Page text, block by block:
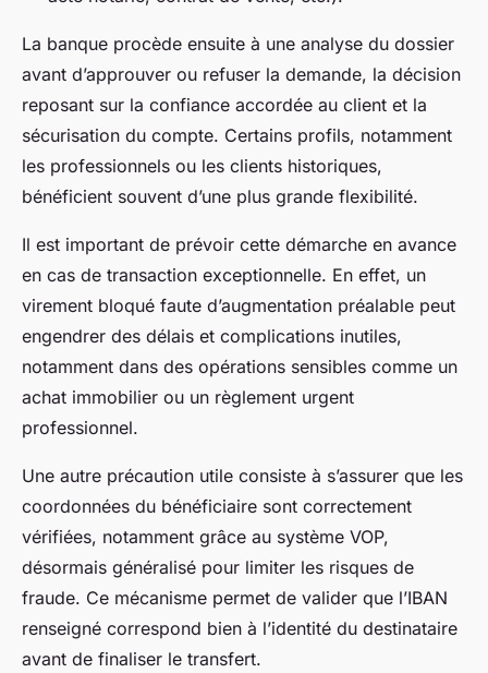
La banque procède ensuite à une analyse du dossier
avant d’approuver ou refuser la demande, la décision
reposant sur la confiance accordée au client et la
sécurisation du compte. Certains profils, notamment
les professionnels ou les clients historiques,
bénéficient souvent d’une plus grande flexibilité.
Il est important de prévoir cette démarche en avance
en cas de transaction exceptionnelle. En effet, un
virement bloqué faute d’augmentation préalable peut
engendrer des délais et complications inutiles,
notamment dans des opérations sensibles comme un
achat immobilier ou un règlement urgent
professionnel.
Une autre précaution utile consiste à s’assurer que les
coordonnées du bénéficiaire sont correctement
vérifiées, notamment grâce au système VOP,
désormais généralisé pour limiter les risques de
fraude. Ce mécanisme permet de valider que l’IBAN
renseigné correspond bien à l’identité du destinataire
avant de finaliser le transfert.